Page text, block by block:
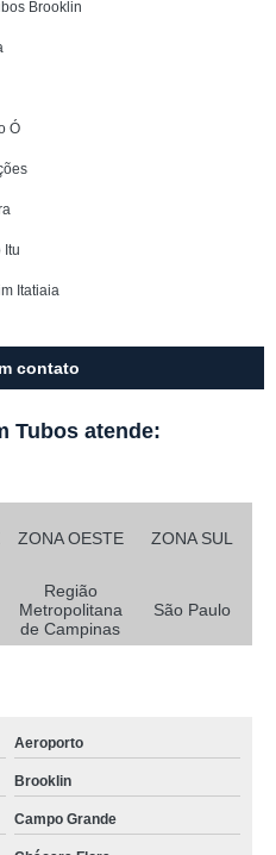
Brooklin
Ó
Itu
Itatiaia
contato
Tubos atende:
ZONA OESTE ZONA SUL
Região
Metropolitana
de Campinas
São Paulo
Aeroporto
Brooklin
Campo Grande